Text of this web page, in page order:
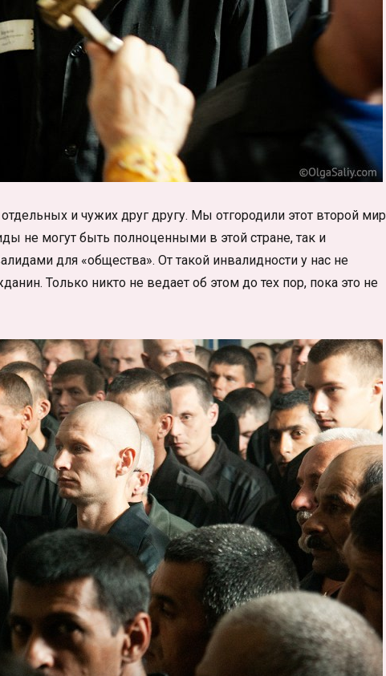
и чужих друг другу. Мы отгородили этот второй
не могут быть полноценными в этой стране, так и
для «общества». От такой инвалидности у нас не
Только никто не ведает об этом до тех пор, пока это не